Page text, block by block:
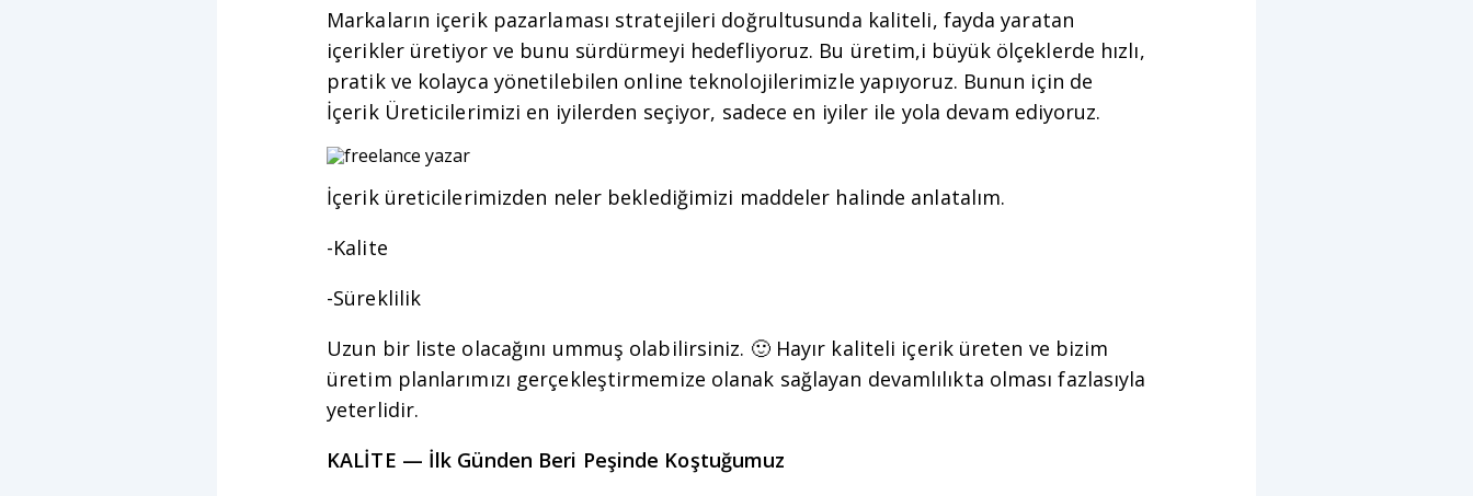
Markaların içerik pazarlaması stratejileri doğrultusunda kaliteli, fayda yaratan
içerikler üretiyor ve bunu sürdürmeyi hedefliyoruz. Bu üretim,i büyük ölçeklerde hızlı,
pratik ve kolayca yönetilebilen online teknolojilerimizle yapıyoruz. Bunun için de
İçerik Üreticilerimizi en iyilerden seçiyor, sadece en iyiler ile yola devam ediyoruz.
İçerik üreticilerimizden neler beklediğimizi maddeler halinde anlatalım.
-Kalite
-Süreklilik
Uzun bir liste olacağını ummuş olabilirsiniz. 🙂 Hayır kaliteli içerik üreten ve bizim
üretim planlarımızı gerçekleştirmemize olanak sağlayan devamlılıkta olması fazlasıyla
yeterlidir.
KALİTE — İlk Günden Beri Peşinde Koştuğumuz